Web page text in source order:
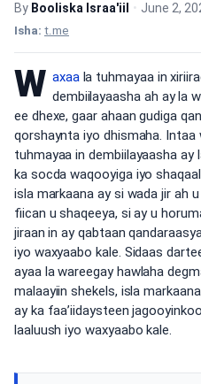
By Booliska Israa'iil • June 2,
Isha: t.me
W axaala tuhmayaa in
dembiilayaasha ah ay la
ee dhexe, gaar ahaan gudiga
qorshaynta iyo dhismaha. Intaa
tuhmayaa in dembiilayaasha ay
ka socda waqooyiga iyo
isla markaana ay si wada jir ah
fiican u shaqeeya, si ay u
jiraan in ay qabtaan
iyo waxyaabo kale. Sidaas
ayaa la wareegay hawlaha
malaayiin shekels, isla
ay ka faa’iidaysteen
laaluush iyo waxyaabo kale.